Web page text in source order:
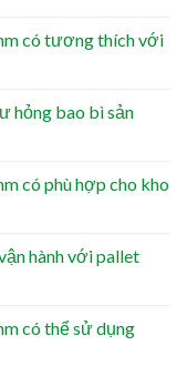
có tương thích với
hỏng bao bì sản
có phù hợp cho kho
hành với pallet
có thể sử dụng